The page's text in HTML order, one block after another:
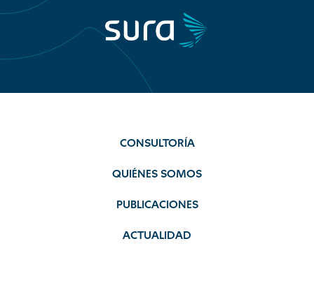
CONSULTORÍA
QUIÉNES SOMOS
PUBLICACIONES
ACTUALIDAD